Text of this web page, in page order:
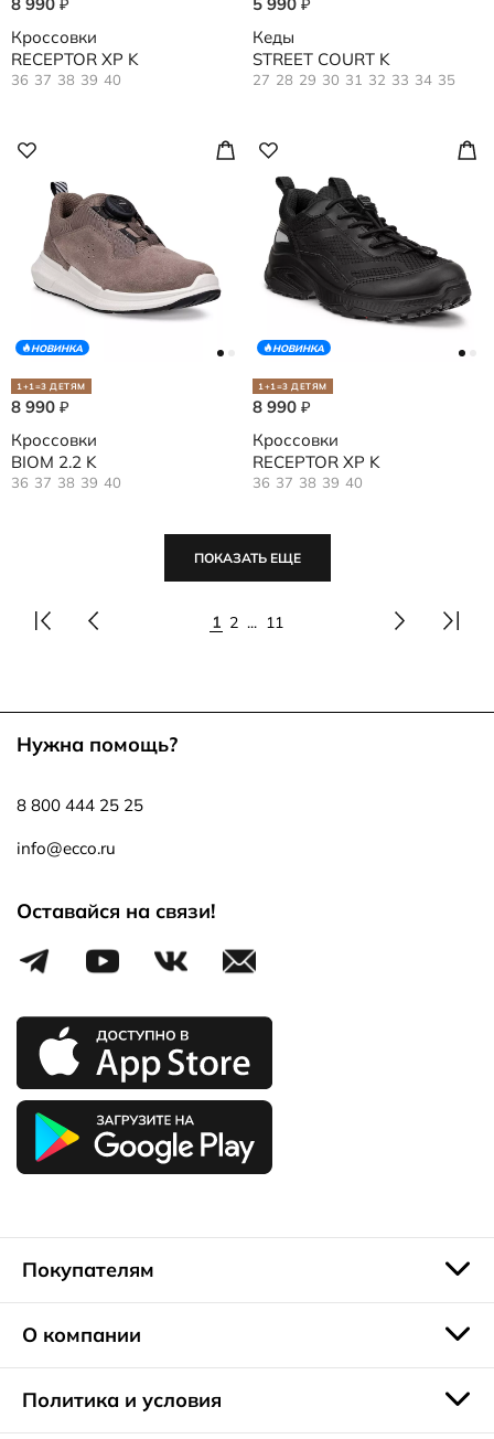
₽
Кроссовки
RECEPTOR XP K
36 37 38 39 40
₽
Кеды
STREET COURT K
27 28 29 30 31 32 33 34 35
НОВИНКА
1+1=3 ДЕТЯМ
8 990 ₽
Кроссовки
BIOM 2.2 K
36 37 38 39 40
НОВИНКА
1+1=3 ДЕТЯМ
8 990 ₽
Кроссовки
RECEPTOR XP K
36 37 38 39 40
ПОКАЗАТЬ ЕЩЕ
1 2 ... 11
Нужна помощь?
8 800 444 25 25
info@ecco.ru
Оставайся на связи!
Покупателям
О компании
Политика и условия